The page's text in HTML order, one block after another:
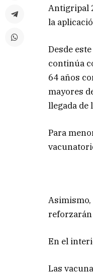
Antigripal
la
Desde
continúa
64 años
mayores
llegada de
Para
Asimismo,
reforzarán
En el
Las